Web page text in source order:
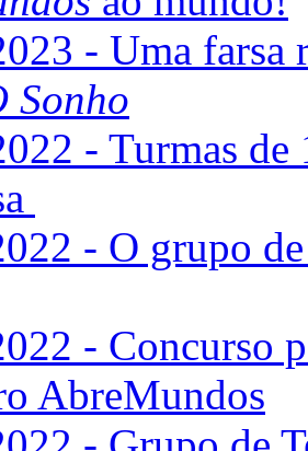
- Uma farsa
Sonho
- Turmas de
- O grupo
- Concurso
AbreMundos